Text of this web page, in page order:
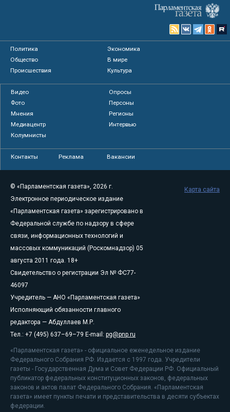
Политика
Экономика
Общество
В мире
Происшествия
Культура
Видео
Опросы
Фото
Персоны
Мнения
Регионы
Медиацентр
Интервью
Колумнисты
Контакты Реклама Вакансии
© «Парламентская газета», 2026 г.
Электронное периодическое издание
«Парламентская газета» зарегистрировано в
Федеральной службе по надзору в сфере
связи, информационных технологий и
массовых коммуникаций (Роскомнадзор) 05
августа 2011 года. 18+
Свидетельство о регистрации Эл № ФС77-
46097
Учредитель — АНО «Парламентская газета»
Исполняющий обязанности главного
редактора — Абдуллаев М.Р.
Тел.: +7 (495) 637–69–79 E-mail: pg@pnp.ru
«Парламентская газета» - официальное еженедельное издание
Федерального Собрания РФ. Издается с 1997 года. Учредители
газеты - Государственная Дума и Совет Федерации РФ. Официальный
публикатор федеральных конституционных законов, федеральных
законов и актов палат Федерального Собрания. «Парламентская
газета» имеет пункты печати и представительства в десяти субъектах
федерации.
Карта сайта